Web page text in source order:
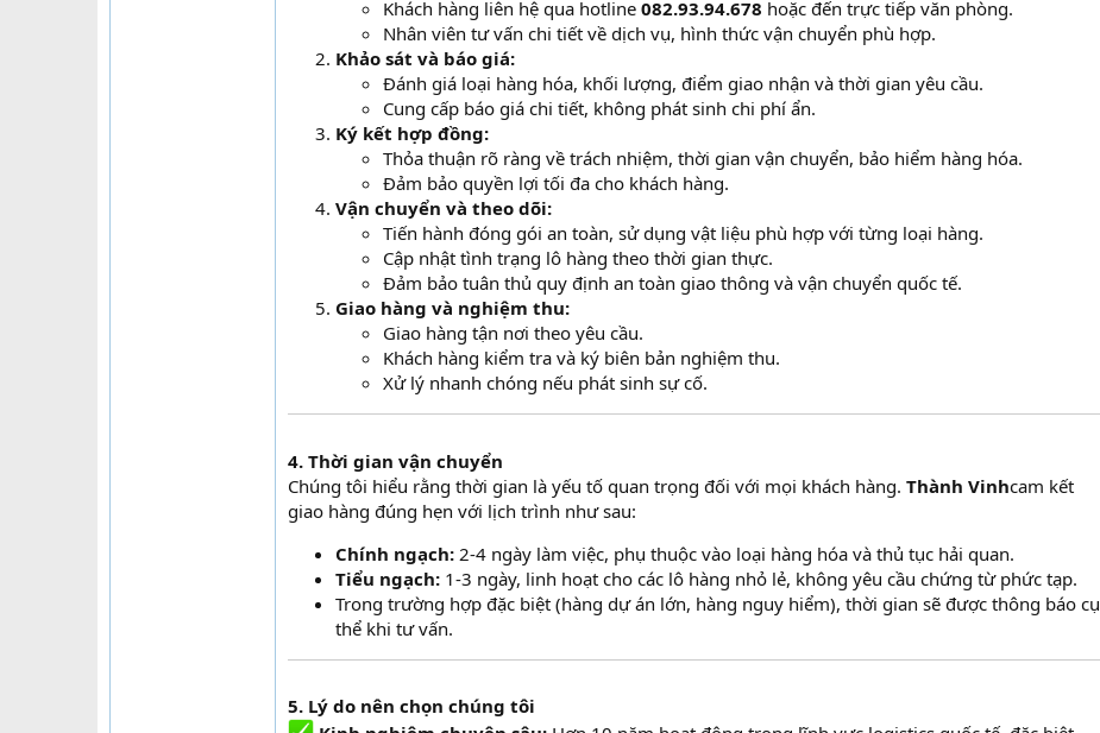
Khách hàng liên hệ qua hotline 082.93.94.678 hoặc đến trực tiếp văn phòng.
Nhân viên tư vấn chi tiết về dịch vụ, hình thức vận chuyển phù hợp.
Khảo sát và báo giá:
Đánh giá loại hàng hóa, khối lượng, điểm giao nhận và thời gian yêu cầu.
Cung cấp báo giá chi tiết, không phát sinh chi phí ẩn.
Ký kết hợp đồng:
Thỏa thuận rõ ràng về trách nhiệm, thời gian vận chuyển, bảo hiểm hàng hóa.
Đảm bảo quyền lợi tối đa cho khách hàng.
Vận chuyển và theo dõi:
Tiến hành đóng gói an toàn, sử dụng vật liệu phù hợp với từng loại hàng.
Cập nhật tình trạng lô hàng theo thời gian thực.
Đảm bảo tuân thủ quy định an toàn giao thông và vận chuyển quốc tế.
Giao hàng và nghiệm thu:
Giao hàng tận nơi theo yêu cầu.
Khách hàng kiểm tra và ký biên bản nghiệm thu.
Xử lý nhanh chóng nếu phát sinh sự cố.
4. Thời gian vận chuyển
Chúng tôi hiểu rằng thời gian là yếu tố quan trọng đối với mọi khách hàng. Thành Vinhcam kết
giao hàng đúng hẹn với lịch trình như sau:
Chính ngạch: 2-4 ngày làm việc, phụ thuộc vào loại hàng hóa và thủ tục hải quan.
Tiểu ngạch: 1-3 ngày, linh hoạt cho các lô hàng nhỏ lẻ, không yêu cầu chứng từ phức tạp.
Trong trường hợp đặc biệt (hàng dự án lớn, hàng nguy hiểm), thời gian sẽ được thông báo cụ
thể khi tư vấn.
5. Lý do nên chọn chúng tôi